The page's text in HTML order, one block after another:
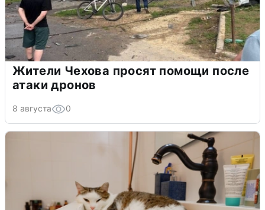
Жители Чехова просят помощи после
атаки дронов
8 августа 0